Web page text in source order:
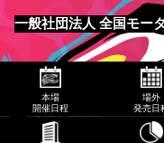
一般社団法人 全国モー
本場
開催日程
場外
発売日